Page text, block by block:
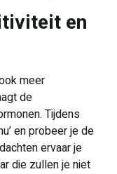
en
meer
de
Tijdens
en probeer je de
ervaar je
die zullen je niet